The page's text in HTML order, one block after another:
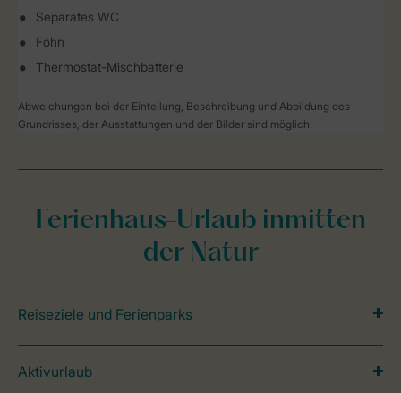
Separates WC
Föhn
Thermostat-Mischbatterie
Abweichungen bei der Einteilung, Beschreibung und Abbildung des
Grundrisses, der Ausstattungen und der Bilder sind möglich.
Ferienhaus-Urlaub inmitten
der Natur
Reiseziele und Ferienparks
Aktivurlaub